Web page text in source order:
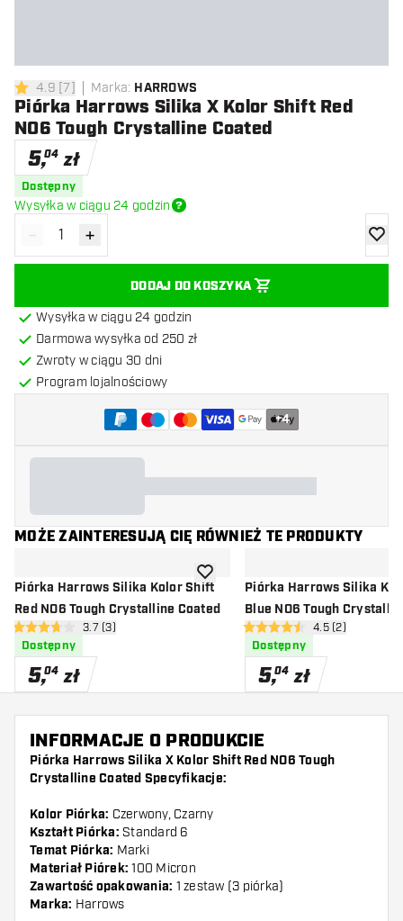
4.9 gwiazdki oceny
4.9 [7] Marka: HARROWS
Piórka Harrows Silika X Kolor Shift Red
NO6 Tough Crystalline Coated
5,04 zł
Dostępny
Wysyłka w ciągu 24 godzin
Zmniejsz ilość
- Zwiększ ilość
+
DODAJ DO KOSZYKA
Wysyłka w ciągu 24 godzin
Darmowa wysyłka od 250 zł
Zwroty w ciągu 30 dni
Program lojalnościowy
+4
MOŻE ZAINTERESUJĄ CIĘ RÓWNIEŻ TE PRODUKTY
Piórka Harrows Silika Kolor Shift
Red NO6 Tough Crystalline Coated
otwórz panel recenzji
3.7 gwiazdki oceny
3.7 (3)
Dostępny
5,04 zł
dodaj do listy życzeń
Piórka Harrows Silika
Blue NO6 Tough
otwórz panel
4.5 gwiazdki oceny
4.5 (2)
Dostępny
5,04 zł
INFORMACJE O PRODUKCIE
Piórka Harrows Silika X Kolor Shift Red NO6 Tough
Crystalline Coated Specyfikacje:
Kolor Piórka: Czerwony, Czarny
Kształt Piórka: Standard 6
Temat Piórka: Marki
Materiał Piórek: 100 Micron
Zawartość opakowania: 1 zestaw (3 piórka)
Marka: Harrows